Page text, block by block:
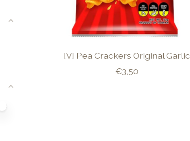
[V] Pea Crackers Original Garlic
€3,50